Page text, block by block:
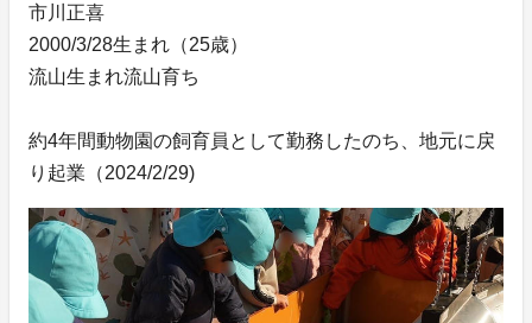
市川正喜
2000/3/28生まれ（25歳）
流山生まれ流山育ち
約4年間動物園の飼育員として勤務したのち、地元に戻
り起業（2024/2/29)